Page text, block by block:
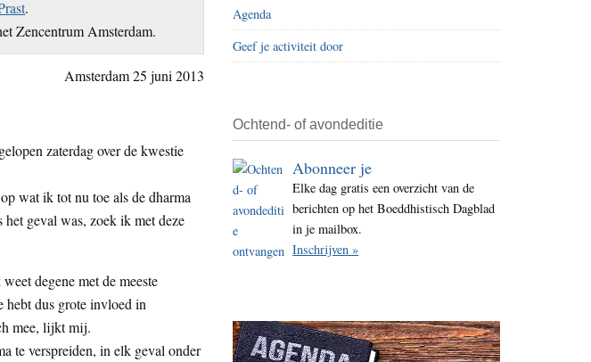
i
t
e
.
Zencentrum Amsterdam.
Amsterdam 25 juni 2013
zaterdag over de kwestie
wat ik tot nu toe als de dharma
geval was, zoek ik met deze
degene met de meeste
hebt dus grote invloed in
mee, lijkt mij.
te verspreiden, in elk geval onder
Agenda
Geef je activiteit door
Ochtend- of avondeditie
Abonneer je
Elke dag gratis een overzicht van de
berichten op het Boeddhistisch Dagblad
in je mailbox.
Inschrijven »